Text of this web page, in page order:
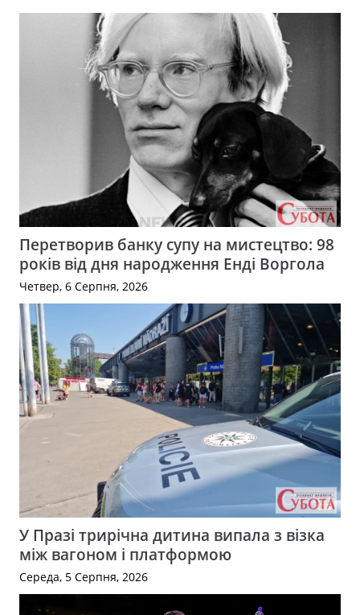
Перетворив банку супу на мистецтво: 98
років від дня народження Енді Воргола
Четвер, 6 Серпня, 2026
У Празі трирічна дитина випала з візка
між вагоном і платформою
Середа, 5 Серпня, 2026